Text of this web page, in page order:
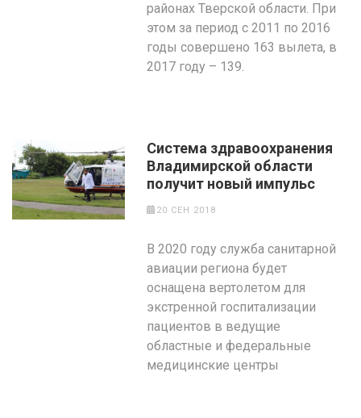
районах Тверской области. При
этом за период с 2011 по 2016
годы совершено 163 вылета, в
2017 году – 139.
Система здравоохранения
Владимирской области
получит новый импульс
20 СЕН 2018
В 2020 году служба санитарной
авиации региона будет
оснащена вертолетом для
экстренной госпитализации
пациентов в ведущие
областные и федеральные
медицинские центры